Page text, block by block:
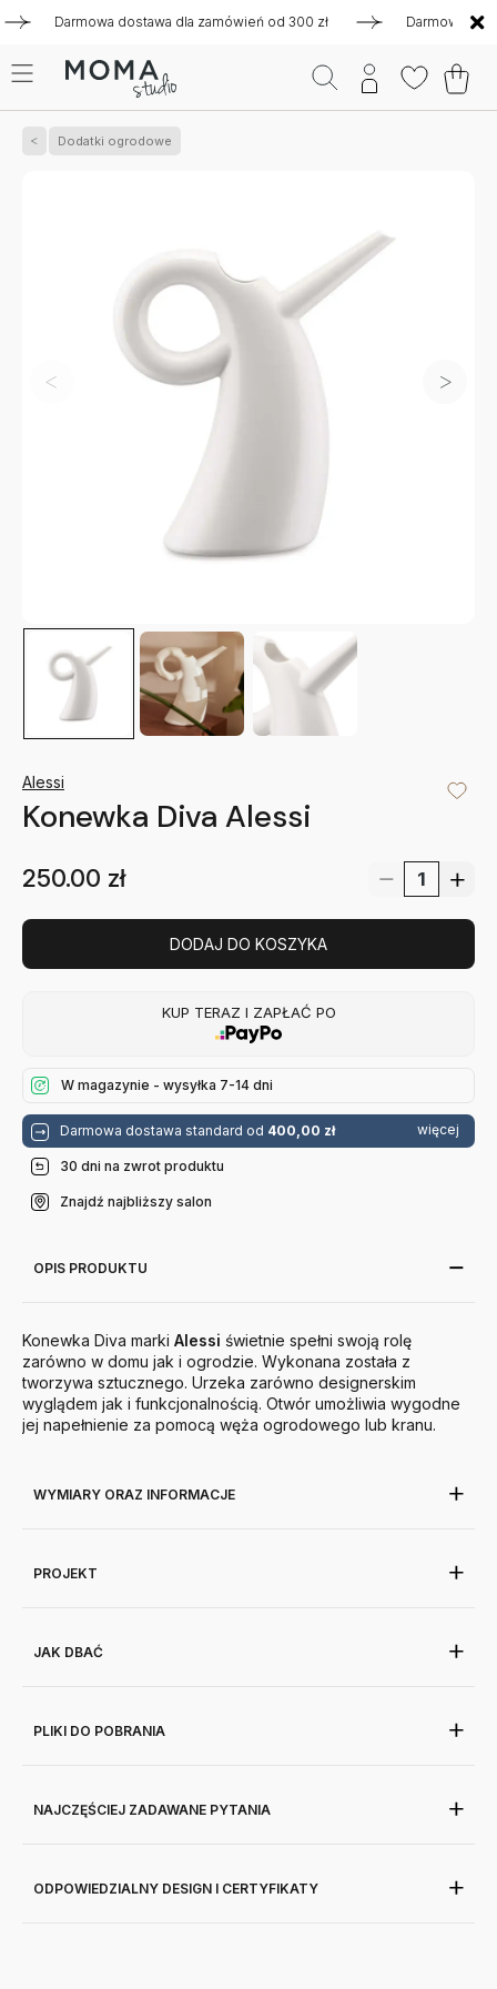
Darmowa dostawa dla zamówień od 300 zł Darmowa
Dodatki ogrodowe
Alessi
Konewka Diva Alessi
250.00 zł
DODAJ DO KOSZYKA
KUP TERAZ I ZAPŁAĆ PO
W magazynie - wysyłka 7-14 dni
Darmowa dostawa standard od 400,00 zł więcej
30 dni na zwrot produktu
Znajdź najbliższy salon
OPIS PRODUKTU
Konewka Diva marki Alessi świetnie spełni swoją rolę
zarówno w domu jak i ogrodzie. Wykonana została z
tworzywa sztucznego. Urzeka zarówno designerskim
wyglądem jak i funkcjonalnością. Otwór umożliwia wygodne
jej napełnienie za pomocą węża ogrodowego lub kranu.
WYMIARY ORAZ INFORMACJE
PROJEKT
JAK DBAĆ
PLIKI DO POBRANIA
NAJCZĘŚCIEJ ZADAWANE PYTANIA
ODPOWIEDZIALNY DESIGN I CERTYFIKATY